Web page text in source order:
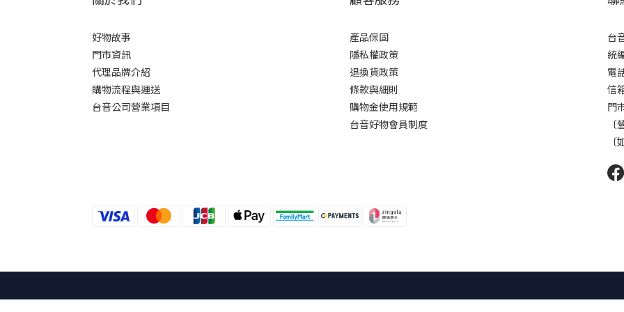
好物故事
門市資訊
代理品牌介紹
購物流程與運送
台音公司營業項目
產品保固
隱私權政策
退換貨政策
條款與細則
購物金使用規範
台音好物會員制度
台
統
電
信
門